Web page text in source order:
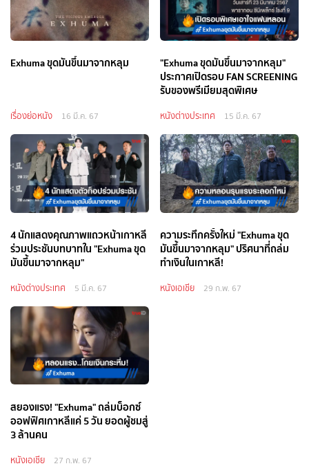
Exhuma ขุดมันขึ้นมาจากหลุม
เรื่องย่อหนัง 16 มี.ค. 67
"Exhuma ขุดมันขึ้นมาจากหลุม"
ประกาศเปิดรอบ FAN SCREENING
รับของพรีเมียมสุดพิเศษ
หนังต่างประเทศ 15 มี.ค. 67
4 นักแสดงคุณภาพแถวหน้าเกาหลี
ร่วมประชันบทบาทใน "Exhuma ขุด
มันขึ้นมาจากหลุม"
หนังต่างประเทศ 5 มี.ค. 67
ความระทึกครั้งใหม่ "Exhuma ขุด
มันขึ้นมาจากหลุม" ปริศนาที่ถล่ม
ทำเงินในเกาหลี!
หนังเอเชีย 29 ก.พ. 67
สยองแรง! "Exhuma" ถล่มบ็อกซ์
ออฟฟิศเกาหลีแค่ 5 วัน ยอดผู้ชมสู่
3 ล้านคน
หนังเอเชีย 27 ก.พ. 67